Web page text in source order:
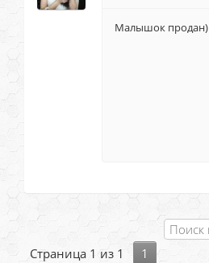
Малышок продан)
Страница 1 из 1 1